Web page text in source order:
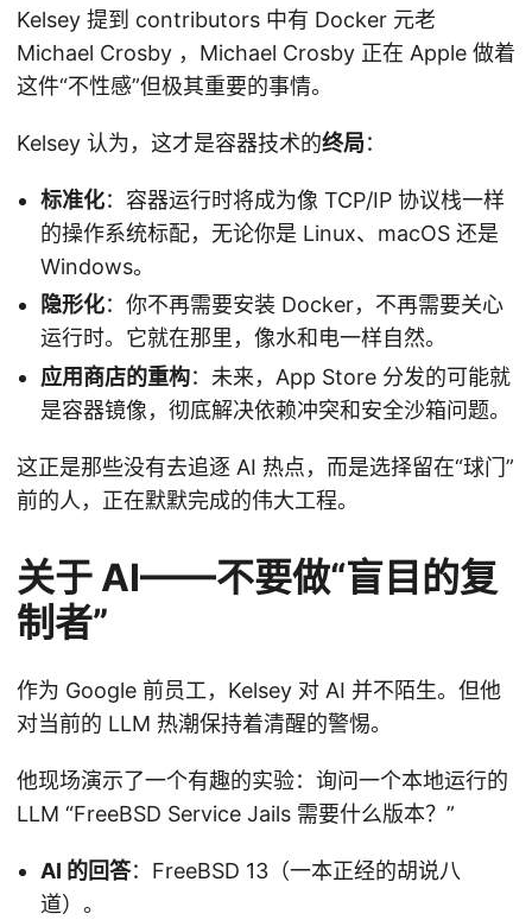
Kelsey 提到 contributors 中有 Docker 元老
Michael Crosby ，Michael Crosby 正在 Apple 做着
这件“不性感”但极其重要的事情。
Kelsey 认为，这才是容器技术的终局：
标准化：容器运行时将成为像 TCP/IP 协议栈一样
的操作系统标配，无论你是 Linux、macOS 还是
Windows。
隐形化：你不再需要安装 Docker，不再需要关心
运行时。它就在那里，像水和电一样自然。
应用商店的重构：未来，App Store 分发的可能就
是容器镜像，彻底解决依赖冲突和安全沙箱问题。
这正是那些没有去追逐 AI 热点，而是选择留在“球门”
前的人，正在默默完成的伟大工程。
关于 AI——不要做“盲目的复
制者”
作为 Google 前员工，Kelsey 对 AI 并不陌生。但他
对当前的 LLM 热潮保持着清醒的警惕。
他现场演示了一个有趣的实验：询问一个本地运行的
LLM “FreeBSD Service Jails 需要什么版本？”
AI 的回答：FreeBSD 13（一本正经的胡说八
道）。